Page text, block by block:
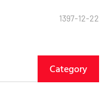
1397-12-22
Category